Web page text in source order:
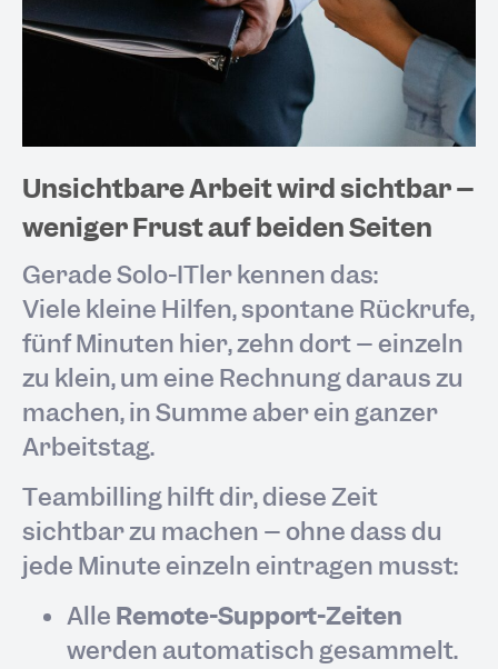
Unsichtbare Arbeit wird sichtbar –
weniger Frust auf beiden Seiten
Gerade Solo-ITler kennen das:
Viele kleine Hilfen, spontane Rückrufe,
fünf Minuten hier, zehn dort – einzeln
zu klein, um eine Rechnung daraus zu
machen, in Summe aber ein ganzer
Arbeitstag.
Teambilling hilft dir, diese Zeit
sichtbar zu machen – ohne dass du
jede Minute einzeln eintragen musst:
Alle Remote-Support-Zeiten
werden automatisch gesammelt.